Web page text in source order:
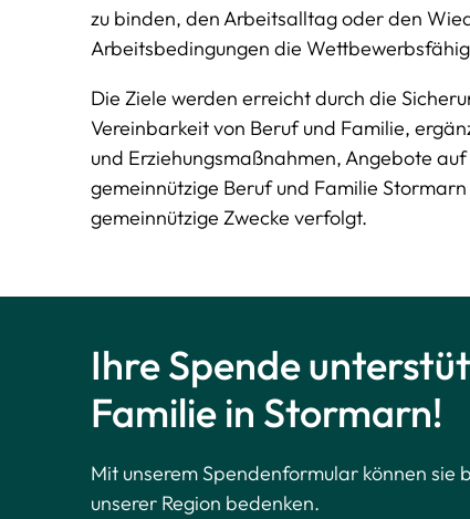
zu binden, den Arbeitsalltag oder den
Arbeitsbedingungen die
Die Ziele werden erreicht durch die
Vereinbarkeit von Beruf und Familie,
und Erziehungsmaßnahmen,Angebote
gemeinnützige Beruf und Familie
gemeinnützige Zwecke verfolgt.
Ihre Spende
Familie in Stormarn!
Mit unserem Spendenformular können sie
unserer Region bedenken.